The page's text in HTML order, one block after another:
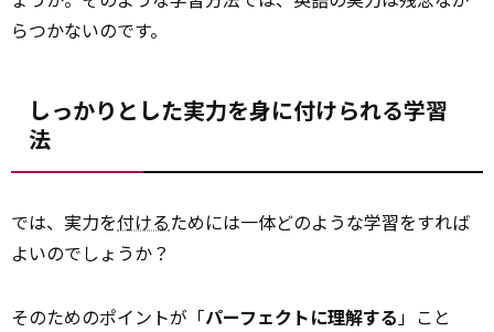
らつかないのです。
しっかりとした実力を身に付けられる学習
法
では、実力を付けるためには一体どのような学習をすれば
よいのでしょうか？
そのためのポイントが「パーフェクトに理解する 」こと